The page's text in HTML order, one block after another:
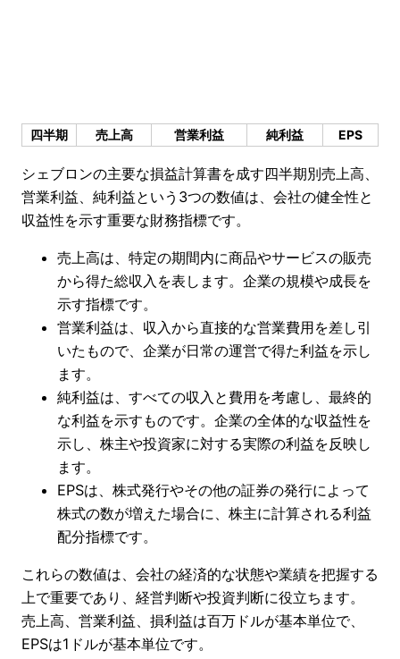
四半期 売上高 営業利益 純利益 EPS
シェブロンの主要な損益計算書を成す四半期別売上高、
営業利益、純利益という3つの数値は、会社の健全性と
収益性を示す重要な財務指標です。
売上高は、特定の期間内に商品やサービスの販売
から得た総収入を表します。企業の規模や成長を
示す指標です。
営業利益は、収入から直接的な営業費用を差し引
いたもので、企業が日常の運営で得た利益を示し
ます。
純利益は、すべての収入と費用を考慮し、最終的
な利益を示すものです。企業の全体的な収益性を
示し、株主や投資家に対する実際の利益を反映し
ます。
EPSは、株式発行やその他の証券の発行によって
株式の数が増えた場合に、株主に計算される利益
配分指標です。
これらの数値は、会社の経済的な状態や業績を把握する
上で重要であり、経営判断や投資判断に役立ちます。
売上高、営業利益、損利益は百万ドルが基本単位で、
EPSは1ドルが基本単位です。